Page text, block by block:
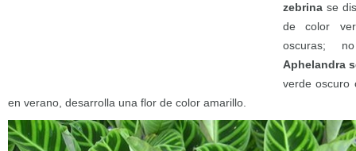
zebrina se
de color
oscuras;
Aphelandra
verde oscuro
en verano, desarrolla una flor de color amarillo.